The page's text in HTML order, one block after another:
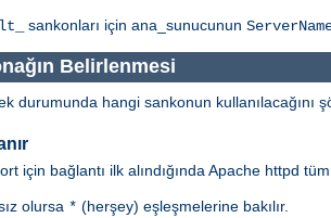
sankonları için ana_sunucunun
Belirlenmesi
durumunda hangi sankonun kullanılacağını
için bağlantı ilk alındığında Apache httpd tüm
olursa * (herşey) eşleşmelerine bakılır.